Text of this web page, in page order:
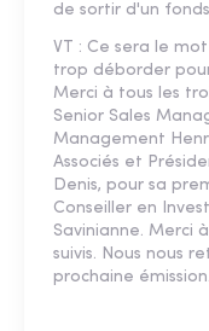
de sortir d'un
VT : Ce sera le
trop déborder
Merci à tous les
Senior Sales
Management
Associés et
Denis, pour sa
Conseiller en
Savinianne. Merci
suivis. Nous nous
prochaine émission.